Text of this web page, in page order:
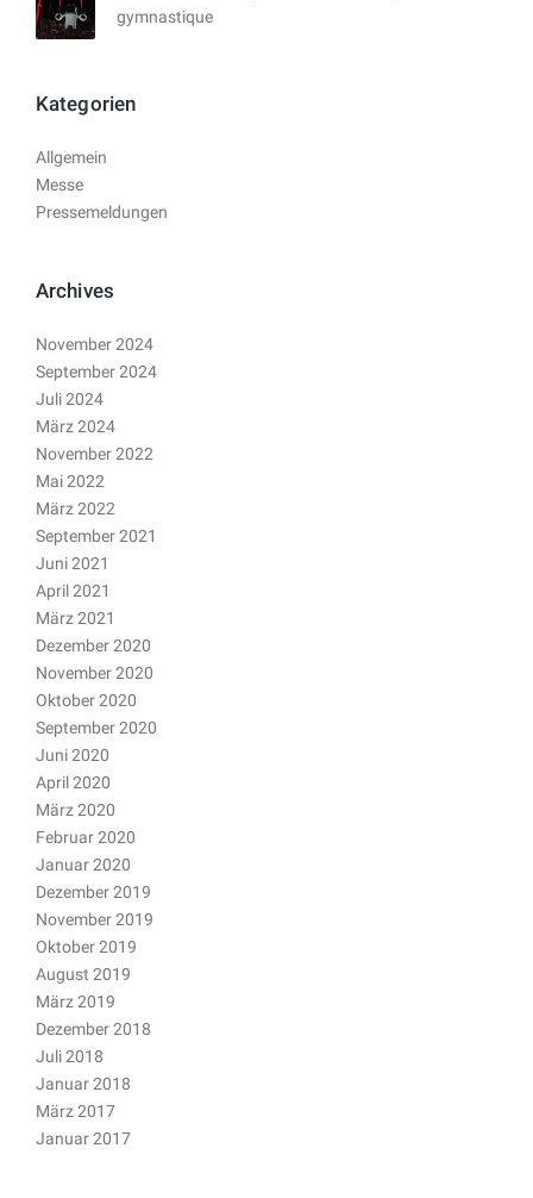
gymnastique
Kategorien
Allgemein
Messe
Pressemeldungen
Archives
November 2024
September 2024
Juli 2024
März 2024
November 2022
Mai 2022
März 2022
September 2021
Juni 2021
April 2021
März 2021
Dezember 2020
November 2020
Oktober 2020
September 2020
Juni 2020
April 2020
März 2020
Februar 2020
Januar 2020
Dezember 2019
November 2019
Oktober 2019
August 2019
März 2019
Dezember 2018
Juli 2018
Januar 2018
März 2017
Januar 2017